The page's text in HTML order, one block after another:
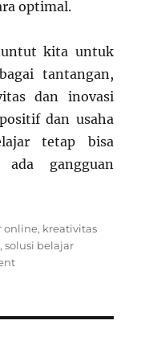
optimal.
kita untuk
tantangan,
dan inovasi
dan usaha
tetap bisa
gangguan
online, kreativitas
,solusi belajar
on